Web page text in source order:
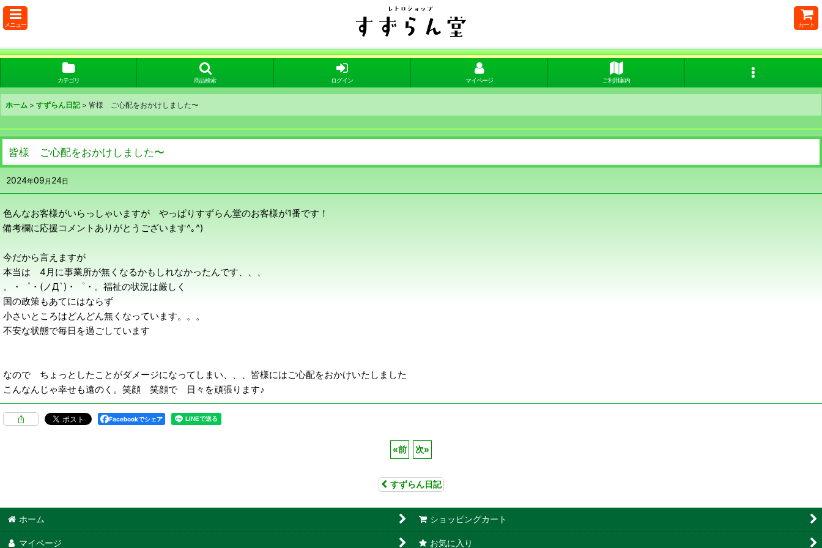
メニュー カート
カテゴリ 商品検索 ログイン マイページ ご利用案内
ホーム > すずらん日記 > 皆様 ご心配をおかけしました〜
皆様 ご心配をおかけしました〜
2024年09 月 24日
色んなお客様がいらっしゃいますが やっぱりすずらん堂のお客様が1番です！
備考欄に応援コメントありがとうございます^｡^)
今だから言えますが
本当は 4月に事業所が無くなるかもしれなかったんです、、、
。・゜・(ノД`)・゜・。福祉の状況は厳しく
国の政策もあてにはならず
小さいところはどんどん無くなっています。。。
不安な状態で毎日を過ごしています
なので ちょっとしたことがダメージになってしまい、、、皆様にはご心配をおかけいたしました
こんなんじゃ幸せも遠のく。笑顔 笑顔で 日々を頑張ります♪
Facebookでシェア
«前 次»
すずらん日記
ホーム ショッピングカート
マイページ お気に入り